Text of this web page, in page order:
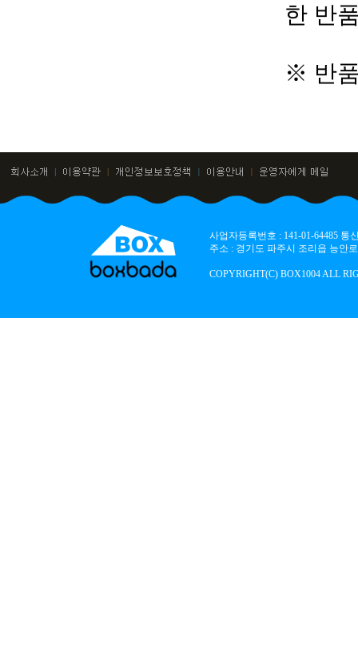
한 반
※ 반
사업자등록번호 : 141-01-64485
주소 : 경기도 파주시 조리읍 능안
COPYRIGHT(C) BOX1004 ALL